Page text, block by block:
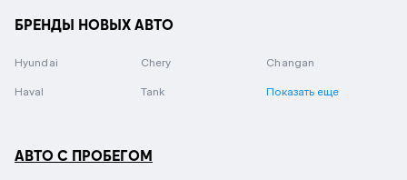
БРЕНДЫ НОВЫХ АВТО
Hyundai Chery Changan
Haval Tank Показать еще
АВТО С ПРОБЕГОМ